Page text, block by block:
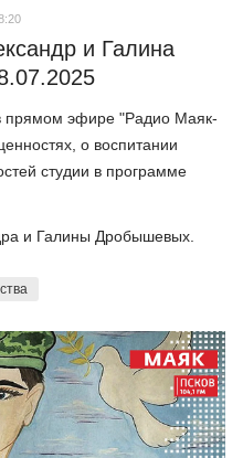
и Галина
прямом эфире "Радио Маяк-
о воспитании
студии в программе
и Галины Дробышевых.